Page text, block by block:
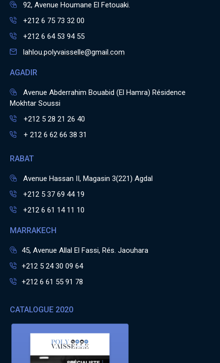
92, Avenue Houmane El Fetouaki.
+212 6 75 73 32 00
+212 6 64 53 94 55
lahlou.polyvaisselle@gmail.com
AGADIR
Avenue Abderrahim Bouabid (El Hamra) Résidence
Mokhtar Soussi
+212 5 28 21 26 40
+ 212 6 62 66 38 31
RABAT
Avenue Hassan II, Magasin 3(221) Agdal
+212 5 37 69 44 19
+212 6 61 14 11 10
MARRAKECH
45, Avenue Allal El Fassi, Rés. Jaouhara
+212 5 24 30 09 64
+212 6 61 55 91 78
CATALOGUE 2020